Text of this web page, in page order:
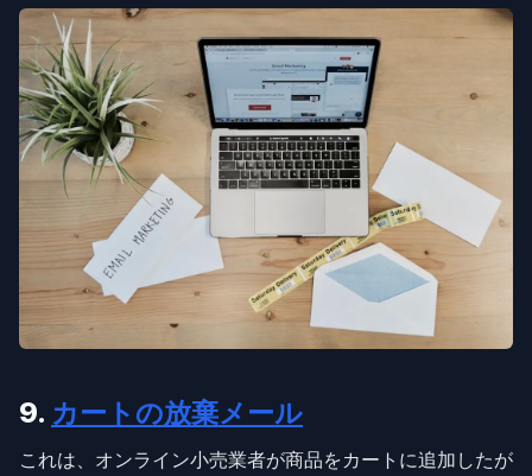
9. カートの放棄メール
これは、オンライン小売業者が商品をカートに追加したが